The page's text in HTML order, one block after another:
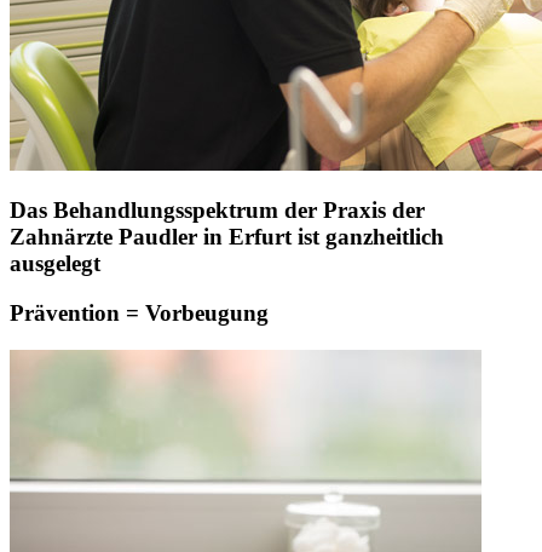
Das Behandlungsspektrum der Praxis der
Zahnärzte Paudler in Erfurt ist ganzheitlich
ausgelegt
Prävention = Vorbeugung